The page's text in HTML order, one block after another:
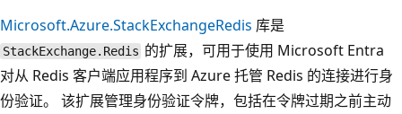
Microsoft.Azure.StackExchangeRedis 库是
StackExchange.Redis 的扩展，可用于使用 Microsoft Entra
对从 Redis 客户端应用程序到 Azure 托管 Redis 的连接进行身
份验证。 该扩展管理身份验证令牌，包括在令牌过期之前主动